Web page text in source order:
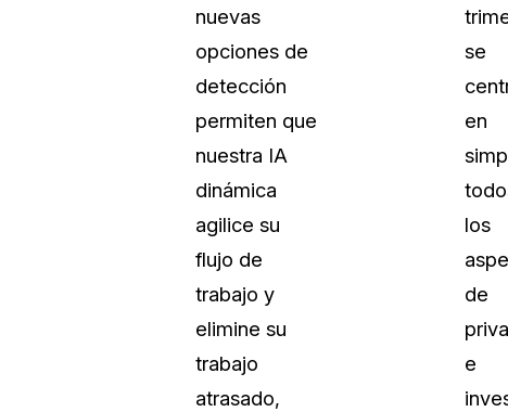
utilizan CaseGuard studio a diario
Más información sobre
Trabaja con nosotros
construir el futuro de la redacción
nuevas
opciones de
detección
permiten que
nuestra IA
dinámica
agilice su
flujo de
trabajo y
elimine su
trabajo
atrasado,
se
en
los
de
e